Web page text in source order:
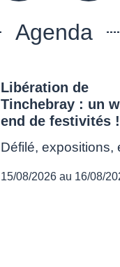
Agenda
Libération de
Tinchebray : un
end de festivités !
Défilé, expositions,
15/08/2026 au 16/08/